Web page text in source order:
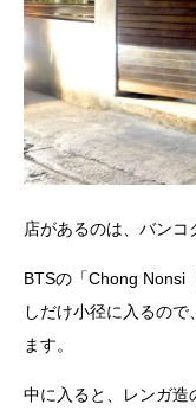
店があるのは、バンコ
BTSの「Chong Nonsi
しだけ小径に入るの
ます。
中に入ると、レンガ造